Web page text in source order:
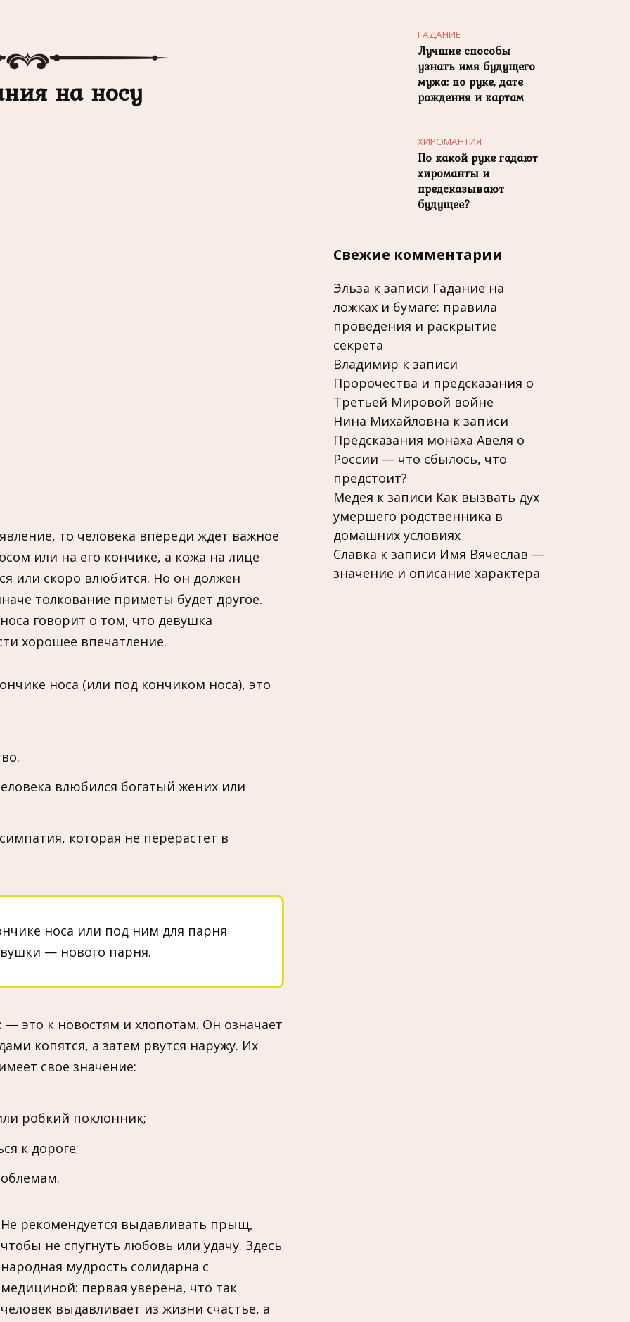
на носу
то человека впереди ждет важное
или на его кончике, а кожа на лице
или скоро влюбится. Но он должен
толкование приметы будет другое.
говорит о том, что девушка
хорошее впечатление.
носа (или под кончиком носа), это
влюбился богатый жених или
которая не перерастет в
носа или под ним для парня
— нового парня.
это к новостям и хлопотам. Он означает
копятся, а затем рвутся наружу. Их
свое значение:
робкий поклонник;
к дороге;
Не рекомендуется выдавливать прыщ,
чтобы не спугнуть любовь или удачу. Здесь
народная мудрость солидарна с
медициной: первая уверена, что так
человек выдавливает из жизни счастье, а
ГАДАНИЕ
Лучшие способы
узнать имя будущего
мужа: по руке, дате
рождения и картам
ХИРОМАНТИЯ
По какой руке гадают
хироманты и
предсказывают
будущее?
Свежие комментарии
Эльза к записи Гадание на
ложках и бумаге: правила
проведения и раскрытие
секрета
Владимир к записи
Пророчества и предсказания о
Третьей Мировой войне
Нина Михайловна к записи
Предсказания монаха Авеля о
России — что сбылось, что
предстоит?
Медея к записи Как вызвать дух
умершего родственника в
домашних условиях
Славка к записи Имя Вячеслав —
значение и описание характера